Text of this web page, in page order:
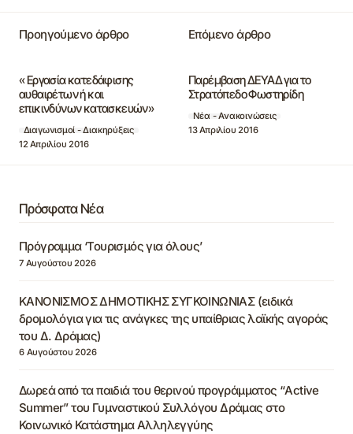
Προηγούμενο άρθρο
« Εργασία κατεδάφισης
αυθαιρέτων ή και
επικινδύνων κατασκευών»
Διαγωνισμοί - Διακηρύξεις
12 Απριλίου 2016
Επόμενο άρθρο
Παρέμβαση ΔΕΥΑΔ για το
Στρατόπεδο Φωστηρίδη
Νέα - Ανακοινώσεις
13 Απριλίου 2016
Πρόσφατα Νέα
Πρόγραμμα ‘Τουρισμός για όλους’
7 Αυγούστου 2026
ΚΑΝΟΝΙΣΜΟΣ ΔΗΜΟΤΙΚΗΣ ΣΥΓΚΟΙΝΩΝΙΑΣ (ειδικά
δρομολόγια για τις ανάγκες της υπαίθριας λαϊκής αγοράς
του Δ. Δράμας)
6 Αυγούστου 2026
Δωρεά από τα παιδιά του θερινού προγράμματος “Active
Summer” του Γυμναστικού Συλλόγου Δράμας στο
Κοινωνικό Κατάστημα Αλληλεγγύης